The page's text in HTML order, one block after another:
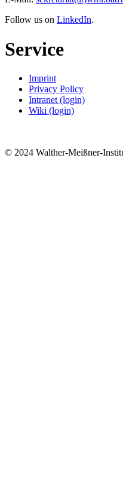
Follow us on LinkedIn.
Service
Imprint
Privacy Policy
Intranet (login)
Wiki (login)
© 2024 Walther-Meißner-